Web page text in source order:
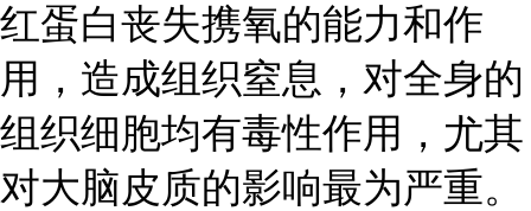
红蛋白丧失携氧的能力和作
用，造成组织窒息，对全身的
组织细胞均有毒性作用，尤其
对大脑皮质的影响最为严重。